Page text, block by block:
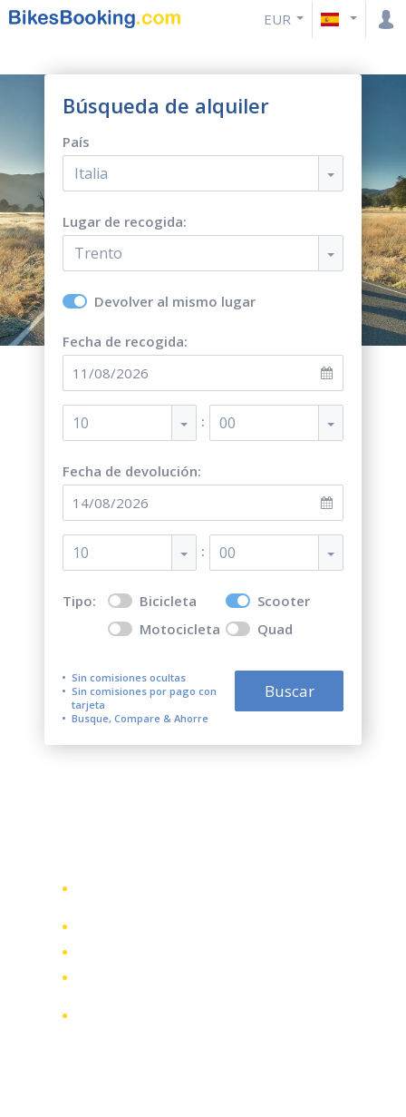
EUR
Búsqueda de alquiler
País
Italia
Lugar de recogida:
Trento
Devolver al mismo lugar
Fecha de recogida:
10 : 00
Fecha de devolución:
10 : 00
Tipo: Bicicleta
Scooter
Motocicleta
Quad
Sin comisiones ocultas
Sin comisiones por pago con
tarjeta
Busque, Compare & Ahorre
Buscar